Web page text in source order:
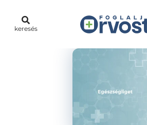
keresés